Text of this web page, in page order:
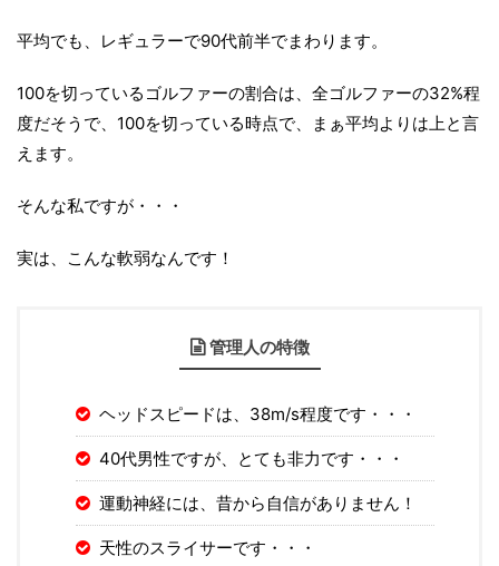
平均でも、レギュラーで90代前半でまわります。
100を切っているゴルファーの割合は、全ゴルファーの32%程
度だそうで、100を切っている時点で、まぁ平均よりは上と言
えます。
そんな私ですが・・・
実は、こんな軟弱なんです！
管理人の特徴
ヘッドスピードは、38m/s程度です・・・
40代男性ですが、とても非力です・・・
運動神経には、昔から自信がありません！
天性のスライサーです・・・